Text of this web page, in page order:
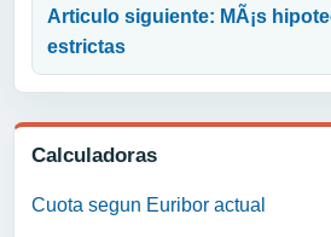
Calculadoras
Cuota segun Euribor actual
Articulo siguiente: MÃ¡s
estrictas